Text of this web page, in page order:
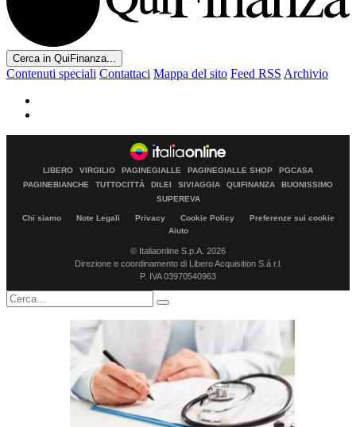
Cerca in QuiFinanza...
Contenuti speciali Contattaci Mappa del sito Feed RSS Archivio
LIBERO VIRGILIO PAGINEGIALLE PAGINEGIALLE SHOP
PGCASA
PAGINEBIANCHE
TUTTOCITTÀ DILEI SIVIAGGIA QUIFINANZA
BUONISSIMO
SUPEREVA
Chi siamo Note Legali Privacy Cookie Policy
Preferenze sui cookie
Aiuto
© Italiaonline S.p.A. 2026
Direzione e coordinamento di Libero Acquisition S.á r.l.
P. IVA 03970540963